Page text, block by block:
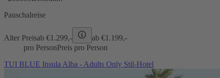
Pauschalreise
Alter Preisab €1.299,- ab €1.199,-
pro PersonPreis pro Person
TUI BLUE Insula Alba - Adults Only Stil-Hotel